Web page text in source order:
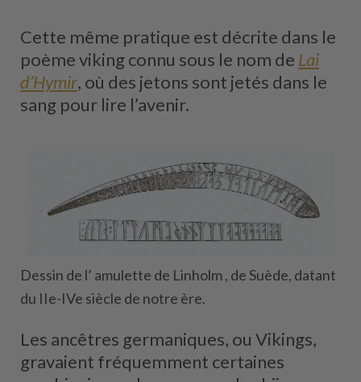
Cette même pratique est décrite dans le
poème viking connu sous le nom de Lai
d’Hymir, où des jetons sont jetés dans le
sang pour lire l’avenir.
Dessin de l’ amulette de Linholm , de Suède, datant
du IIe-IVe siècle de notre ère.
Les ancêtres germaniques, ou Vikings,
gravaient fréquemment certaines